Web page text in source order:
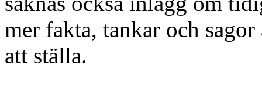
mer fakta, tankar och
att ställa.